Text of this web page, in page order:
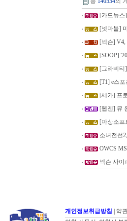
[카드뉴스
[넷마블]
[넥슨] V4,
[SOOP]
[그라비티
[T1] e스
[세가] 프
[웹젠] 뮤
[마상소프
소녀전선
OWCS
넥슨 사이
개인정보취급방침
약